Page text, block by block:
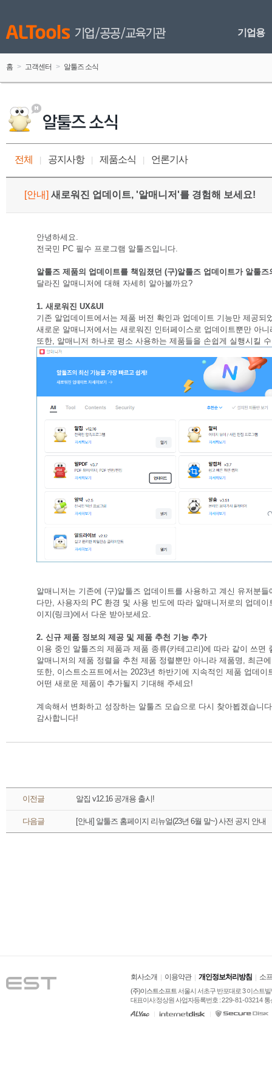
기업용
홈 > 고객센터 > 알툴즈 소식
전체 공지사항 제품소식 언론기사
[안내] 새로워진 업데이트, '알매니저'를 경험해 보세요!
안녕하세요.
전국민 PC 필수 프로그램 알툴즈입니다.
알툴즈 제품의 업데이트를 책임졌던 (구)알툴즈 업데이트가 알툴
달라진 알매니저에 대해 자세히 알아볼까요?
1. 새로워진 UX&UI
기존 알업데이트에서는 제품 버전 확인과 업데이트 기능만 제공되
새로운 알매니저에서는 새로워진 인터페이스로 업데이트뿐만 아
또한, 알매니저 하나로 평소 사용하는 제품들을 손쉽게 실행시킬
알매니저는 기존에 (구)알툴즈 업데이트를 사용하고 계신 유저분
다만, 사용자의 PC 환경 및 사용 빈도에 따라 알매니저로의 업데
이지(링크)에서 다운 받아보세요.
2. 신규 제품 정보의 제공 및 제품 추천 기능 추가
이용 중인 알툴즈의 제품과 제품 종류(카테고리)에 따라 같이 쓰
알매니저의 제품 정렬을 추천 제품 정렬뿐만 아니라 제품명, 최근
또한, 이스트소프트에서는 2023년 하반기에 지속적인 제품 업데
어떤 새로운 제품이 추가될지 기대해 주세요!
계속해서 변화하고 성장하는 알툴즈 모습으로 다시 찾아뵙겠습니
감사합니다!
이전글 알집 v12.16 공개용 출시!
다음글 [안내] 알툴즈 홈페이지 리뉴얼(23년 6월 말~) 사전 공지 안내
회사소개 이용약관 개인정보처리방침 소
(주)이스트소프트 서울시 서초구 반포대로 3 이스트빌
대표이사:정상원 사업자등록번호 : 229-81-03214 통